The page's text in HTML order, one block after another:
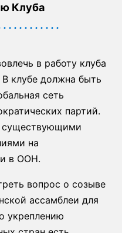
Клуба
в работу клуба
В клубе должна быть
сеть
партий.
существующими
на
в ООН.
вопрос о созыве
ассамблеи для
укреплению